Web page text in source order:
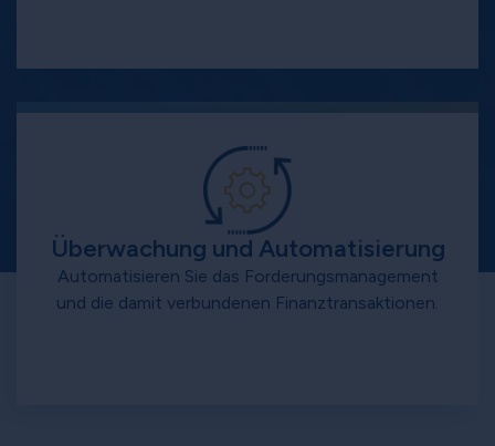
Überwachung und Automatisierung
Automatisieren Sie das Forderungsmanagement
und die damit verbundenen Finanztransaktionen.